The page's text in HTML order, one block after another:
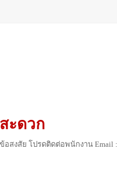
ะดวก
งสัย โปรดติดต่อพนักงาน Email :